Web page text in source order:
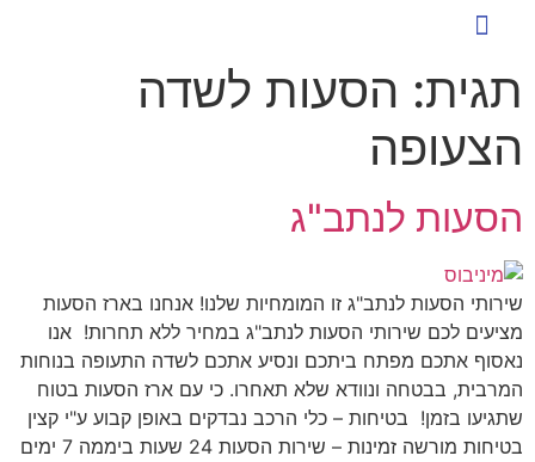
תגית: הסעות לשדה
הצעופה
הסעות לנתב"ג
שירותי הסעות לנתב"ג זו המומחיות שלנו! אנחנו בארז הסעות
מציעים לכם שירותי הסעות לנתב"ג במחיר ללא תחרות! אנו
נאסוף אתכם מפתח ביתכם ונסיע אתכם לשדה התעופה בנוחות
המרבית, בבטחה ונוודא שלא תאחרו. כי עם ארז הסעות בטוח
שתגיעו בזמן! בטיחות – כלי הרכב נבדקים באופן קבוע ע"י קצין
בטיחות מורשה זמינות – שירות הסעות 24 שעות ביממה 7 ימים